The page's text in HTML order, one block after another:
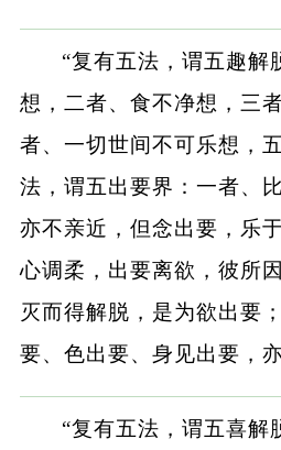
“复有五法，谓五趣解
想，二者、食不净想，三
者、一切世间不可乐想，
法，谓五出要界：一者、
亦不亲近，但念出要，乐
心调柔，出要离欲，彼所
灭而得解脱，是为欲出要
要、色出要、身见出要，
“复有五法，谓五喜解